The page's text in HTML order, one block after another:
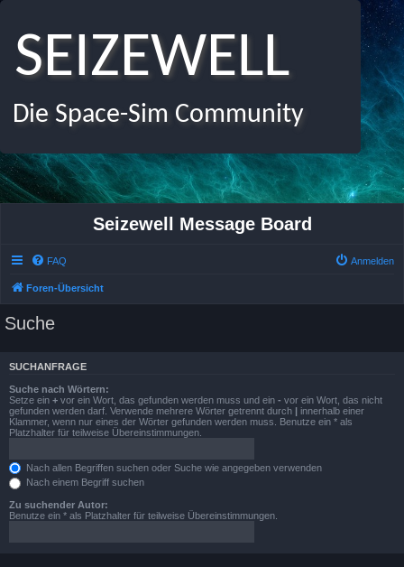
SEIZEWELL
Die Space-Sim Community
Seizewell Message Board
FAQ Anmelden
Foren-Übersicht
Suche
SUCHANFRAGE
Suche nach Wörtern:
Setze ein + vor ein Wort, das gefunden werden muss und ein - vor ein Wort, das nicht
gefunden werden darf. Verwende mehrere Wörter getrennt durch | innerhalb einer
Klammer, wenn nur eines der Wörter gefunden werden muss. Benutze ein * als
Platzhalter für teilweise Übereinstimmungen.
Nach allen Begriffen suchen oder Suche wie angegeben verwenden
Nach einem Begriff suchen
Zu suchender Autor:
Benutze ein * als Platzhalter für teilweise Übereinstimmungen.